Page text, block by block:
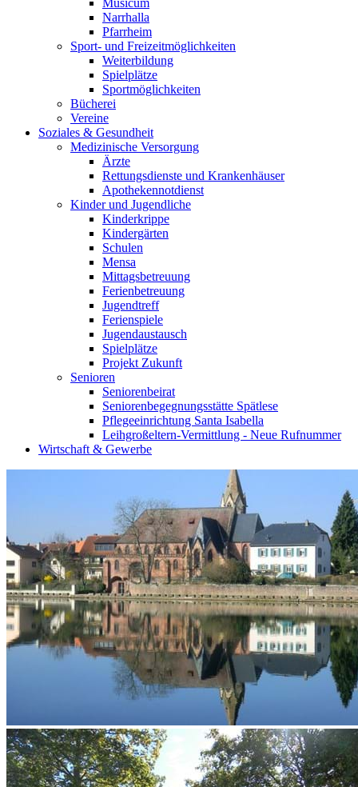
Musicum
Narrhalla
Pfarrheim
Sport- und Freizeitmöglichkeiten
Weiterbildung
Spielplätze
Sportmöglichkeiten
Bücherei
Vereine
Soziales & Gesundheit
Medizinische Versorgung
Ärzte
Rettungsdienste und Krankenhäuser
Apothekennotdienst
Kinder und Jugendliche
Kinderkrippe
Kindergärten
Schulen
Mensa
Mittagsbetreuung
Ferienbetreuung
Jugendtreff
Ferienspiele
Jugendaustausch
Spielplätze
Projekt Zukunft
Senioren
Seniorenbeirat
Seniorenbegegnungsstätte Spätlese
Pflegeeinrichtung Santa Isabella
Leihgroßeltern-Vermittlung - Neue Rufnummer
Wirtschaft & Gewerbe